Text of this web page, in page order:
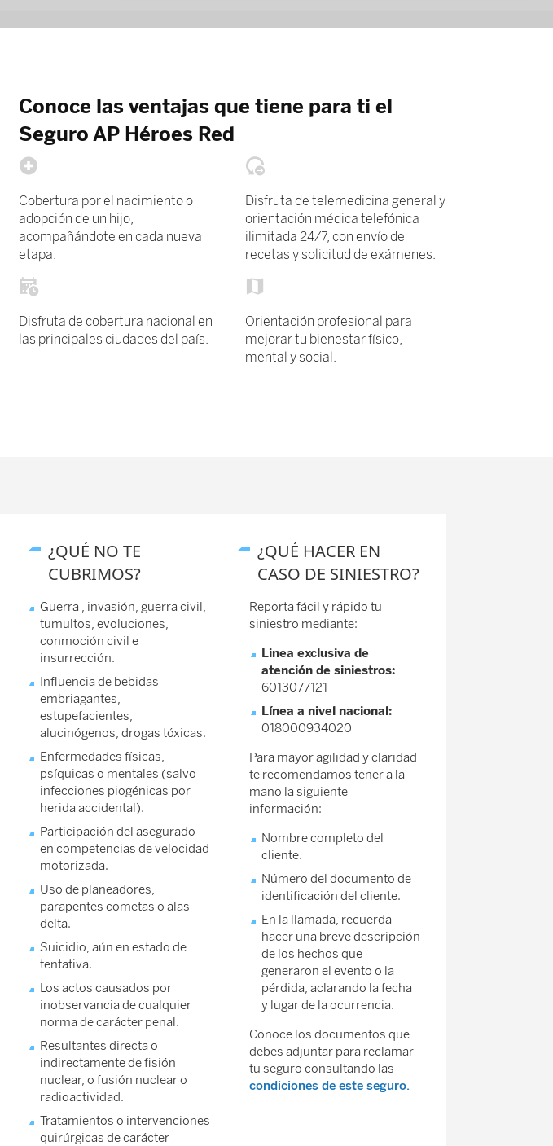
Conoce las ventajas que tiene para ti el
Seguro AP Héroes Red
Cobertura por el nacimiento o
adopción de un hijo,
acompañándote en cada nueva
etapa.
Disfruta de telemedicina general y
orientación médica telefónica
ilimitada 24/7, con envío de
recetas y solicitud de exámenes.
Disfruta de cobertura nacional en
las principales ciudades del país.
Orientación profesional para
mejorar tu bienestar físico,
mental y social.
¿QUÉ NO TE
CUBRIMOS?
Guerra , invasión, guerra civil,
tumultos, evoluciones,
conmoción civil e
insurrección.
Influencia de bebidas
embriagantes,
estupefacientes,
alucinógenos, drogas tóxicas.
Enfermedades físicas,
psíquicas o mentales (salvo
infecciones piogénicas por
herida accidental).
Participación del asegurado
en competencias de velocidad
motorizada.
Uso de planeadores,
parapentes cometas o alas
delta.
Suicidio, aún en estado de
tentativa.
Los actos causados por
inobservancia de cualquier
norma de carácter penal.
Resultantes directa o
indirectamente de fisión
nuclear, o fusión nuclear o
radioactividad.
Tratamientos o intervenciones
quirúrgicas de carácter
¿QUÉ HACER EN
CASO DE SINIESTRO?
Reporta fácil y rápido tu
siniestro mediante:
Linea exclusiva de
atención de siniestros:
6013077121
Línea a nivel nacional:
018000934020
Para mayor agilidad y claridad
te recomendamos tener a la
mano la siguiente
información:
Nombre completo del
cliente.
Número del documento de
identificación del cliente.
En la llamada, recuerda
hacer una breve descripción
de los hechos que
generaron el evento o la
pérdida, aclarando la fecha
y lugar de la ocurrencia.
Conoce los documentos que
debes adjuntar para reclamar
tu seguro consultando las
condiciones de este seguro.